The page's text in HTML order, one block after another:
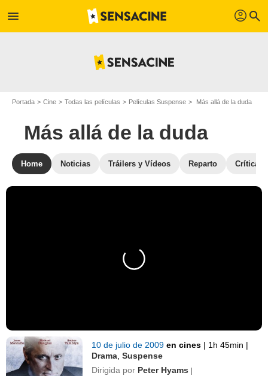
menu profil search
Portada Cine Todas las películas Películas Suspense Más allá de la duda
Más allá de la duda
Home Noticias Tráilers y Vídeos Reparto Críticas
10 de julio de 2009en cines | 1h 45min |
Drama ,Suspense
Dirigida por Peter Hyams |